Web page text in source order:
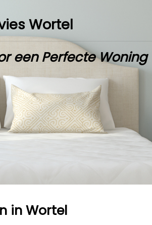
Wortel
een Perfecte Woning
in Wortel